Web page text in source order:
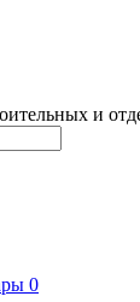
и
0